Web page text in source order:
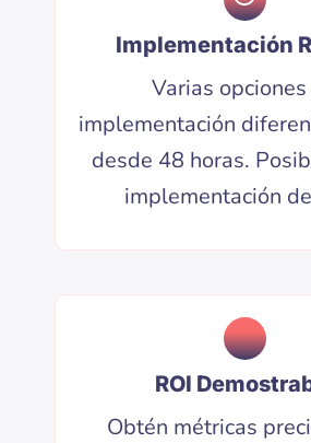
Implementación
Varias
implementación
desde 48 horas.
implementación
ROI
Obtén métricas